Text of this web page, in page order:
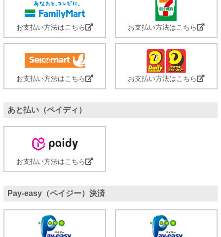
お支払い方法はこちら お支払い方法はこちら
お支払い方法はこちら お支払い方法はこちら
あと払い（ペイディ）
お支払い方法はこちら
Pay-easy（ペイジー）決済